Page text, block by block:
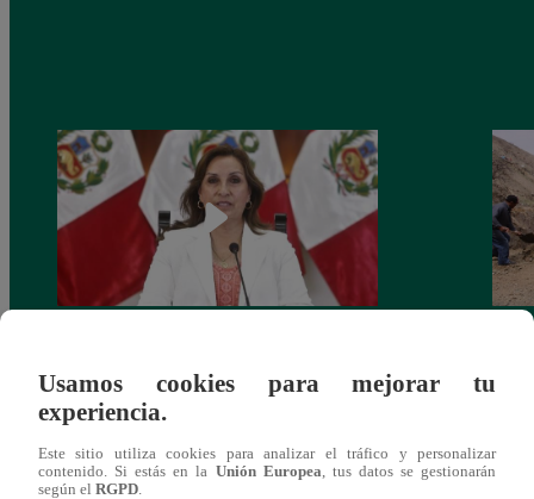
salario presidencial se aplique desde 2026
Usamos cookies para mejorar tu
experiencia.
Este sitio utiliza cookies para analizar el tráfico y personalizar
contenido. Si estás en la Unión Europea , tus datos se gestionarán
según el RGPD